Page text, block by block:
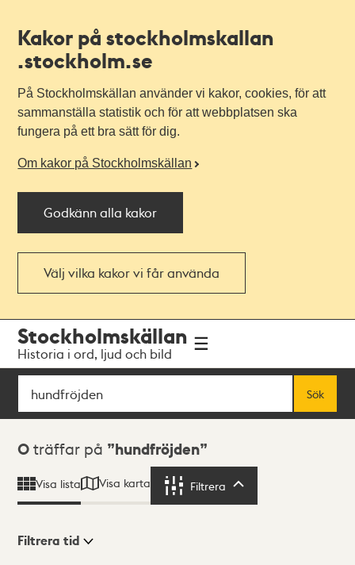
Kakor på stockholmskallan
.stockholm.se
På Stockholmskällan använder vi kakor, cookies, för att
sammanställa statistik och för att webbplatsen ska
fungera på ett bra sätt för dig.
Om kakor på Stockholmskällan
Godkänn alla kakor
Välj vilka kakor vi får använda
navigationen
huvudinnehållet
Stockholmskällan
Historia i ord, ljud och bild
Sök
Sök
Sökresultat
0 träffar på hundfröjden
Visa lista Visa karta Filtrera
Filtrera tid